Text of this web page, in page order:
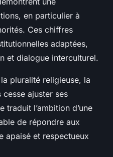
en particulier à
Ces chiffres
adaptées,
et dialogue interculturel.
pluralité religieuse, la
ajuster ses
traduit l’ambition d’une
de répondre aux
apaisé et respectueux